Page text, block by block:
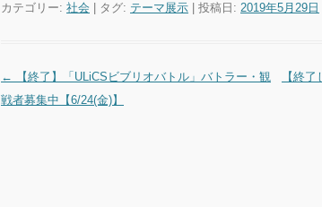
カテゴリー: 社会 | タグ: テーマ展示 | 投稿日: 2019年5月29日
投稿ナビゲーション
←
【終了】「ULiCSビブリオバトル」バトラー・観
戦者募集中【6/24(金)】
【終